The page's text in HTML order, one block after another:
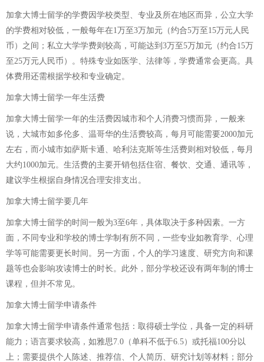
加拿大博士留学的学费因学校类型、专业及所在地区而异，公立大学
的学费相对较低，一般每年在1万至3万加元（约合5万至15万元人民
币）之间；私立大学学费则较高，可能达到3万至5万加元（约合15万
至25万元人民币）。特殊专业如医学、法律等，学费通常会更高。具
体费用还需根据学校和专业确定。
加拿大博士留学一年生活费
加拿大博士留学一年的生活费因城市和个人消费习惯而异，一般来
说，大城市如多伦多、温哥华的生活费较高，每月可能需要2000加元
左右，而小城市如萨斯卡通、哈利法克斯等生活费则相对较低，每月
大约1000加元。生活费的主要开销包括住宿、餐饮、交通、通讯等，
建议学生根据自身情况合理安排支出。
加拿大博士留学要几年
加拿大博士留学的时间一般为3至6年，具体取决于多种因素。一方
面，不同专业和学校的博士学制有所不同，一些专业如教育学、心理
学等可能需要更长时间。另一方面，个人的学习速度、研究方向和课
题等也会影响攻读博士的时长。此外，部分学校还设有两年制的博士
课程，但并不常见。
加拿大博士留学申请条件
加拿大博士留学申请条件通常包括：取得硕士学位，具备一定的科研
能力；语言要求较高，如雅思7.0（单科不低于6.5）或托福100分以
上；需要提供个人陈述、推荐信、个人简历、研究计划等材料；部分